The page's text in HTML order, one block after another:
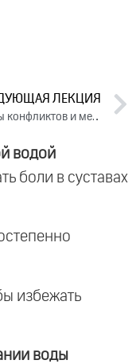
ЛЕКЦИЯ
Причины конфликтов и методы их устранения. День 3. Часть 2 (2025)
водой
боли в суставах
избежать
воды